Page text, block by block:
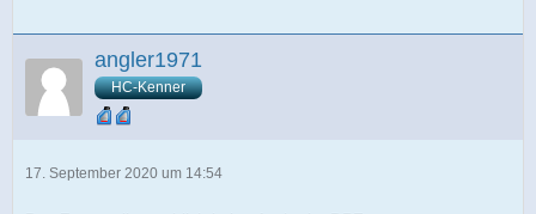
angler1971
HC-Kenner
17. September 2020 um 14:54